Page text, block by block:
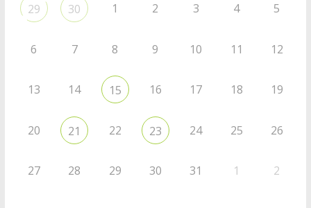
29 30 1 2 3 4 5
6 7 8 9 10 11 12
13 14 15 16 17 18 19
20 21 22 23 24 25 26
27 28 29 30 31 1 2